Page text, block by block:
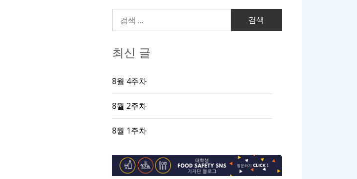
최신 글
8월 4주차
8월 2주차
8월 1주차